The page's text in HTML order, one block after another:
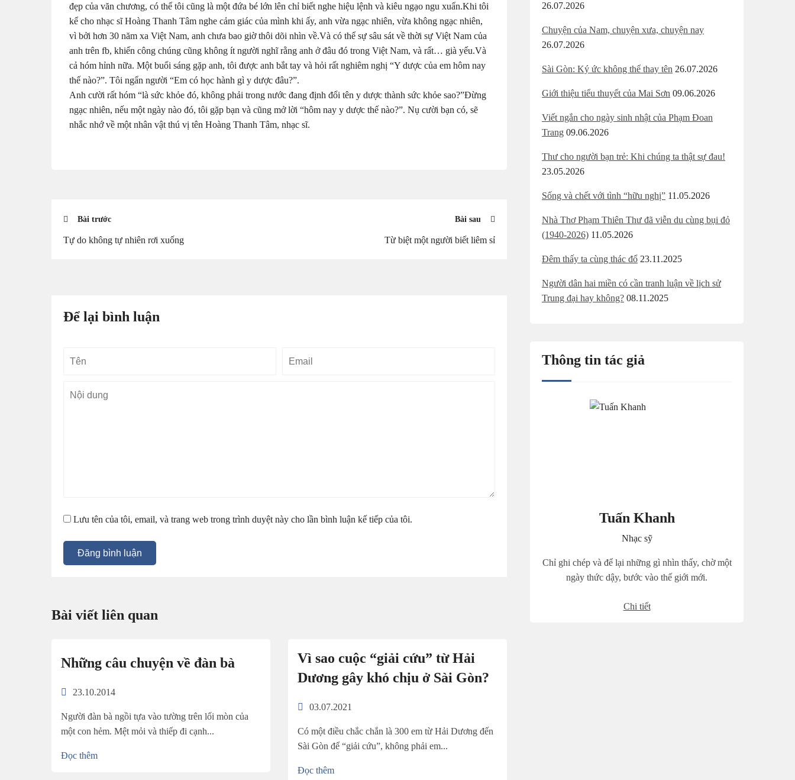
đẹp của văn chương, có thể tôi cũng là một đứa bé lớn lên chỉ biết nghe hiệu lệnh và kiêu ngạo ngu xuẩn.Khi tôi
kể cho nhạc sĩ Hoàng Thanh Tâm nghe cảm giác của mình khi ấy, anh vừa ngạc nhiên, vừa không ngạc nhiên,
vì bởi hơn 30 năm xa Việt Nam, anh chưa bao giờ thôi dõi nhìn về.Và có thể sự sâu sát về thời sự Việt Nam của
anh trên fb, khiến công chúng cũng không ít người nghĩ rằng anh ở đâu đó trong Việt Nam, và rất… già yếu.Và
cả hóm hỉnh nữa. Một buổi sáng gặp anh, tôi được anh bắt tay và hỏi rất nghiêm nghị “Y dược của em hôm nay
thế nào?”. Tôi ngẩn người “Em có học hành gì y dược đâu?”.
Anh cười rất hóm “là sức khỏe đó, không phải trong nước đang định đổi tên y dược thành sức khỏe sao?”Đừng
ngạc nhiên, nếu một ngày nào đó, tôi gặp bạn và cũng mở lời “hôm nay y dược thế nào?”. Nụ cười bạn có, sẽ
nhắc nhớ về một nhân vật thú vị tên Hoàng Thanh Tâm, nhạc sĩ.
Bài trước
Tự do không tự nhiên rơi xuống
Bài sau
Từ biệt một người biết liêm sỉ
Để lại bình luận
Lưu tên của tôi, email, và trang web trong trình duyệt này cho lần bình luận kế tiếp của tôi.
Đăng bình luận
Bài viết liên quan
Những câu chuyện về đàn bà
23.10.2014
Người đàn bà ngồi tựa vào tường trên lối mòn của
một con hẻm. Mệt mỏi và thiếp đi cạnh...
Đọc thêm
Vì sao cuộc “giải cứu” từ Hải
Dương gây khó chịu ở Sài Gòn?
03.07.2021
Có một điều chắc chắn là 300 em từ Hải Dương đến
Sài Gòn để “giải cứu”, không phải em...
Đọc thêm
26.07.2026
Chuyện của Nam, chuyện xưa, chuyện nay
26.07.2026
Sài Gòn: Ký ức không thể thay tên 26.07.2026
Giới thiệu tiểu thuyết của Mai Sơn 09.06.2026
Viết ngắn cho ngày sinh nhật của Phạm Đoan
Trang 09.06.2026
Thư cho người bạn trẻ: Khi chúng ta thật sự đau!
23.05.2026
Sống và chết với tình “hữu nghị” 11.05.2026
Nhà Thơ Phạm Thiên Thư đã viễn du cùng bụi đỏ
(1940-2026) 11.05.2026
Đêm thấy ta cùng thác đổ 23.11.2025
Người dân hai miền có cần tranh luận về lịch sử
Trung đại hay không? 08.11.2025
Thông tin tác giả
Tuấn Khanh
Nhạc sỹ
Chỉ ghi chép và để lại những gì nhìn thấy, chờ một
ngày thức dậy, bước vào thế giới mới.
Chi tiết